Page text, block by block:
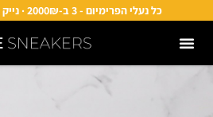
כל נעלי הפרימיום - 3 ב-2000₪ · נייק ואדידס - 3 ב-1200₪